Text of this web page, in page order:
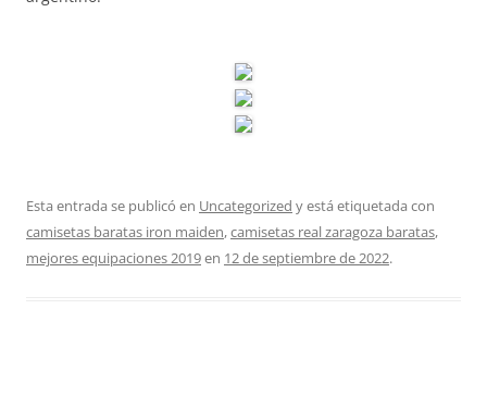
Esta entrada se publicó en Uncategorized y está etiquetada con
camisetas baratas iron maiden,camisetas real zaragoza baratas,
mejores equipaciones 2019en 12 de septiembre de 2022.